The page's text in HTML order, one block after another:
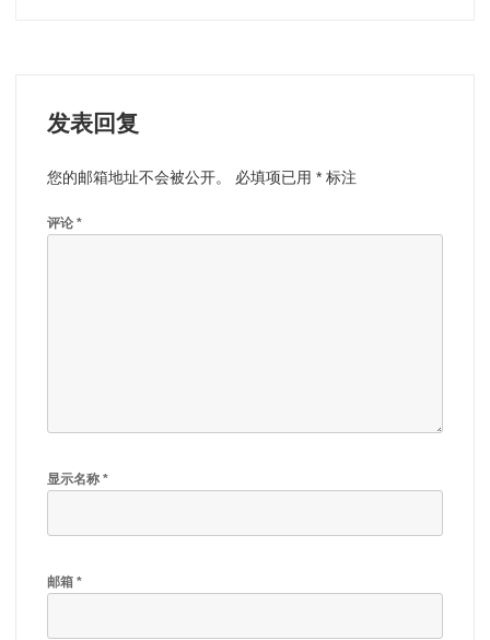
发表回复
您的邮箱地址不会被公开。 必填项已用 * 标注
评论 *
显示名称 *
邮箱 *